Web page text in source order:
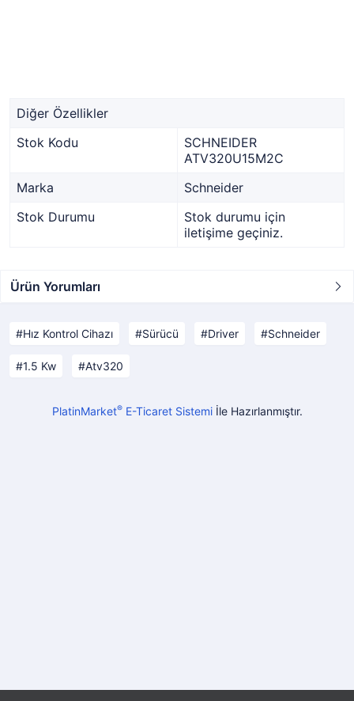
Diğer Özellikler
Stok Kodu
SCHNEIDER
ATV320U15M2C
Marka
Schneider
Stok Durumu
Stok durumu için
iletişime geçiniz.
Ürün Yorumları
Hız Kontrol Cihazı Sürücü Driver Schneider
1.5 Kw Atv320
PlatinMarket®E-Ticaret Sistemiİle Hazırlanmıştır.